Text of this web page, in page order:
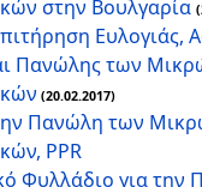
στην Βουλγαρία
Ευλογιάς,
Πανώλης των
(20.02.2017)
Πανώλη των
PPR
Φυλλάδιο για την